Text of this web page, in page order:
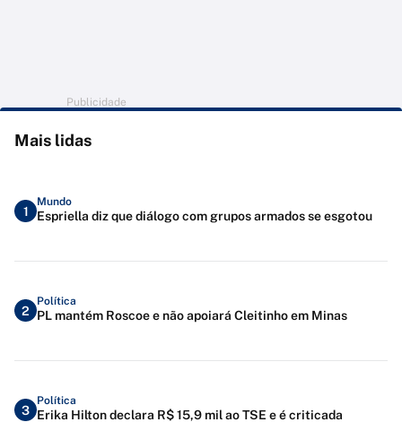
Publicidade
Mais lidas
1
Mundo
Espriella diz que diálogo com grupos armados se esgotou
2
Política
PL mantém Roscoe e não apoiará Cleitinho em Minas
3
Política
Erika Hilton declara R$ 15,9 mil ao TSE e é criticada